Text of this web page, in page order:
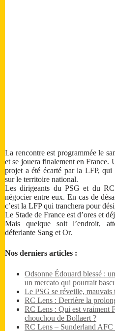
La rencontre est programmée le
et se jouera finalement en France.
projet a été écarté par la LFP, qui
sur le territoire national.
Les dirigeants du PSG et du
négocier entre eux. En cas de
c’est la LFP qui tranchera pour
Le Stade de France est d’ores et
Mais quelque soit l’endroit,
déferlante Sang et Or.
Nos derniers articles :
Odsonne Édouard blessé :
un mercato qui pourrait
Le PSG se réveille,
RC Lens : Derrière la
RC Lens : Qui est vraiment
chouchou de Bollaert ?
RC Lens – Sunderland